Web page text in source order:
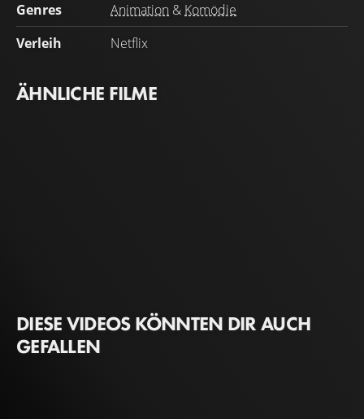
Genres Animation & Komödie
Verleih
Netflix
ÄHNLICHE FILME
DIESE VIDEOS KÖNNTEN DIR AUCH
GEFALLEN